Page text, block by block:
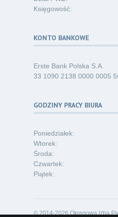
Księgowość:
KONTO BANKOWE
Erste Bank Polska S.A.
33 1090 2138 0000 0005
GODZINY PRACY BIURA
Poniedziałek:
Wtorek:
Środa:
Czwartek:
Piątek:
© 2014-2026 Okręgowa Izba